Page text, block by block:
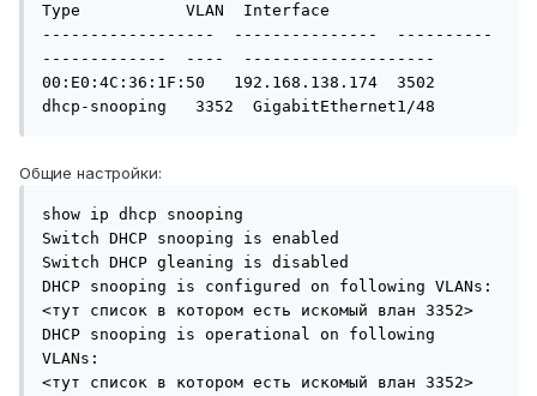
Type           VLAN  Interface
------------------  ---------------  ----------
-------------  ----  --------------------
00:E0:4C:36:1F:50   192.168.138.174  3502
dhcp-snooping   3352  GigabitEthernet1/48
Общие настройки:
show ip dhcp snooping
Switch DHCP snooping is enabled
Switch DHCP gleaning is disabled
DHCP snooping is configured on following VLANs:
<тут список в котором есть искомый влан 3352>
DHCP snooping is operational on following
VLANs:
<тут список в котором есть искомый влан 3352>